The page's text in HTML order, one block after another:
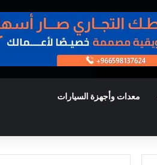
معدات وأجهزة السيارات